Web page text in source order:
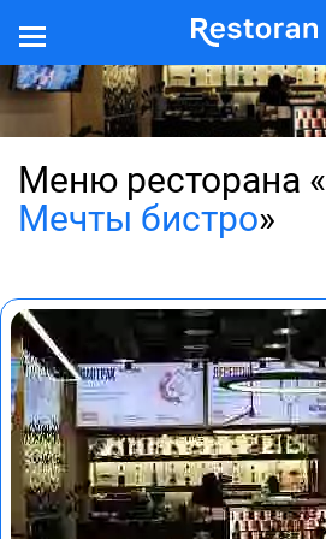
Меню ресторана «
Мечты бистро»